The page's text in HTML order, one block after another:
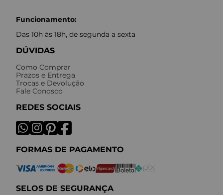
Funcionamento:
Das 10h às 18h, de segunda a sexta
DÚVIDAS
Como Comprar
Prazos e Entrega
Trocas e Devolução
Fale Conosco
REDES SOCIAIS
FORMAS DE PAGAMENTO
SELOS DE SEGURANÇA